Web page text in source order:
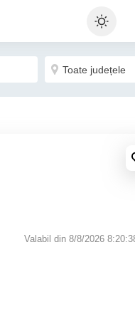
Valabil din 8/8/2026